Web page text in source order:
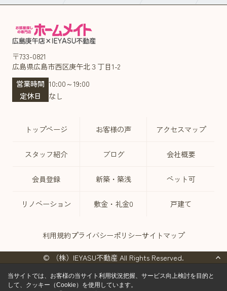
〒733-0821
広島県広島市西区庚午北３丁目1-2
営業時間 10:00～19:00
定休日
なし
トップページ お客様の声 アクセスマップ
スタッフ紹介 ブログ 会社概要
会員登録 新築・築浅 ペット可
リノベーション 敷金・礼金0 戸建て
利用規約プライバシーポリシーサイトマップ
© （株）IEYASU不動産 All Rights Reserved.
当サイトでは、お客様の当サイト利用状況把握、サービス向上検討を目的と
して、クッキー（Cookie）を使用しています。